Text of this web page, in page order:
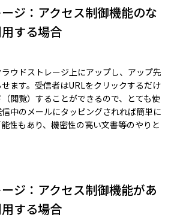
ジ：アクセス制御機能のな
する場合
ウドストレージ上にアップし、アップ先
ます。受信者はURLをクリックするだけ
閲覧）することができるので、とても使
中のメールにタッピングされれば簡単に
性もあり、機密性の高い文書等のやりと
ジ：アクセス制御機能があ
する場合